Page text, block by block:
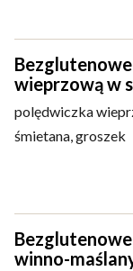
wieprzową w
polędwiczka
śmietana, groszek
winno-